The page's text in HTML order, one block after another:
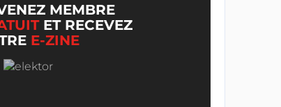
MEMBRE
ET RECEVEZ
E-ZINE